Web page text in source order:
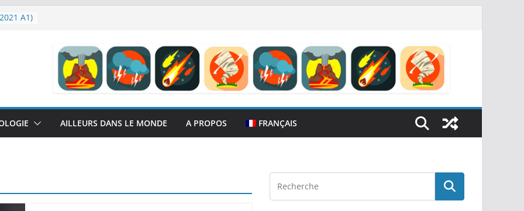
A1)
AILLEURS DANS LE MONDE A PROPOS FRANÇAIS